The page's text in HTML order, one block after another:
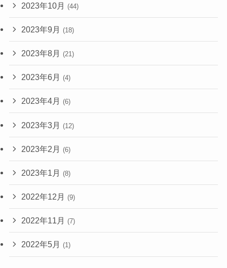
2023年10月 (44)
2023年9月 (18)
2023年8月 (21)
2023年6月 (4)
2023年4月 (6)
2023年3月 (12)
2023年2月 (6)
2023年1月 (8)
2022年12月 (9)
2022年11月 (7)
2022年5月 (1)